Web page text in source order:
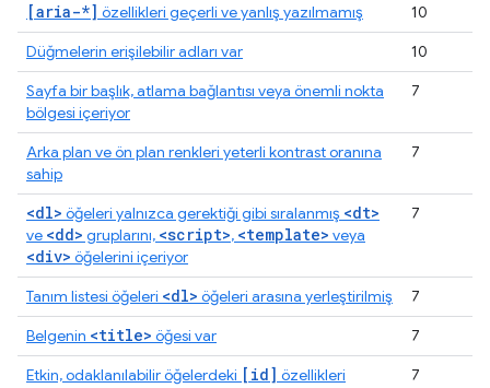
[aria-*] özellikleri geçerli ve yanlış yazılmamış
10
Düğmelerin erişilebilir adları var
10
Sayfa bir başlık, atlama bağlantısı veya önemli nokta
bölgesi içeriyor
7
Arka plan ve ön plan renkleri yeterli kontrast oranına
sahip
7
<dl> öğeleri yalnızca gerektiği gibi sıralanmış <dt>
ve <dd> gruplarını, <script>, <template> veya
<div> öğelerini içeriyor
7
Tanım listesi öğeleri <dl> öğeleri arasına yerleştirilmiş
7
Belgenin <title> öğesi var
7
Etkin, odaklanılabilir öğelerdeki [id] özellikleri
7